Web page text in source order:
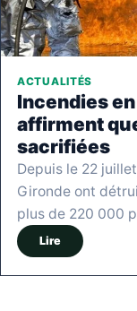
ACTUALITÉS
Incendies
affirment
sacrifiées
Depuis le 22
Gironde ont
plus de 220 000
Lire